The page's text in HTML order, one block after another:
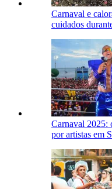
Carnaval e
cuidados
Carnaval 2025:
por artistas em